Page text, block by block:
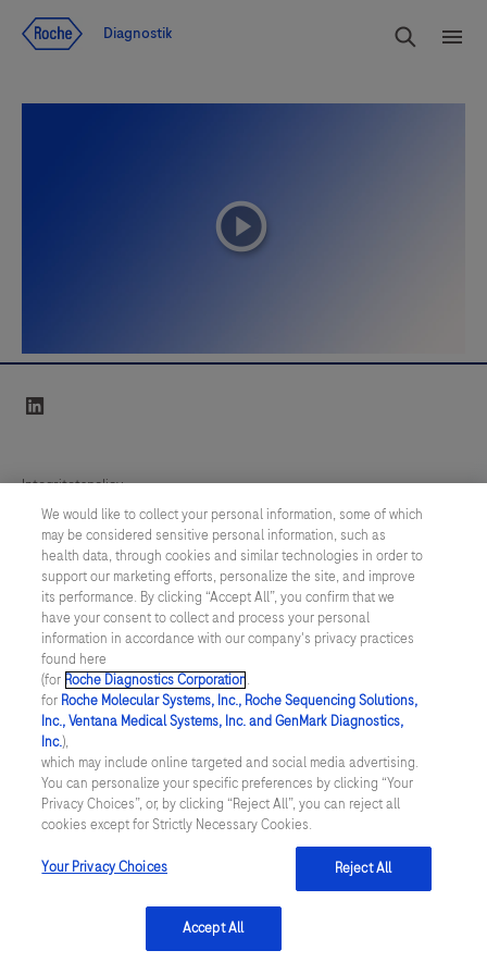
Diagnostik
playicon
Integritetspolicy
Inställningar för cookies
Kontakt
SWEDEN/Svenska
© 2026 Roche Diagnostics Sverige (Roche Diagnostics Scandinavia AB)
Senast uppdaterad: 08.08.2026
Den här webbplatsen är riktad till en bred målgrupp. Det kan
därför förekomma produktinformation eller annan information som
inte är tillämplig för dig eller landet du är verksam i. Observera att
vi inte är ansvariga för eventuell användning av information som
inte uppfyller lagkrav eller regler om godkännande eller
We would like to collect your personal information, some of which
may be considered sensitive personal information, such as
health data, through cookies and similar technologies in order to
support our marketing efforts, personalize the site, and improve
its performance. By clicking “Accept All”, you confirm that we
have your consent to collect and process your personal
information in accordance with our company's privacy practices
found here
(for Roche Diagnostics Corporation.
for Roche Molecular Systems, Inc., Roche Sequencing Solutions,
Inc., Ventana Medical Systems, Inc. and GenMark Diagnostics,
Inc.),
which may include online targeted and social media advertising.
You can personalize your specific preferences by clicking “Your
Privacy Choices”, or, by clicking “Reject All”, you can reject all
cookies except for Strictly Necessary Cookies.
Your Privacy Choices Reject All
Accept All